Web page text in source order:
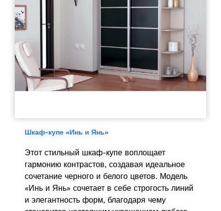
Шкаф-купе «Инь и Янь»
Этот стильный шкаф-купе воплощает
гармонию контрастов, создавая идеальное
сочетание черного и белого цветов. Модель
«Инь и Янь» сочетает в себе строгость линий
и элегантность форм, благодаря чему